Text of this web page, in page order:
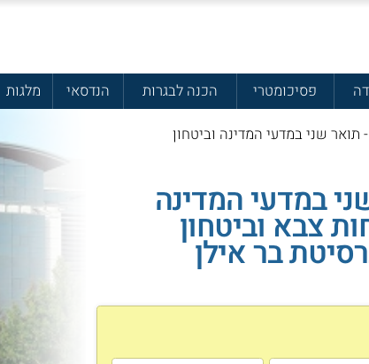
פסיכומטרי הכנה לבגרות הנדסאי מלגות
תואר שני במדעי המדינה וביטחון
במדעי המדינה
צבא וביטחון
בר אילן